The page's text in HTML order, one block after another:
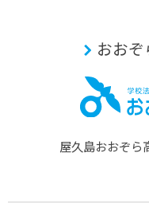
おお
屋久島おおぞら